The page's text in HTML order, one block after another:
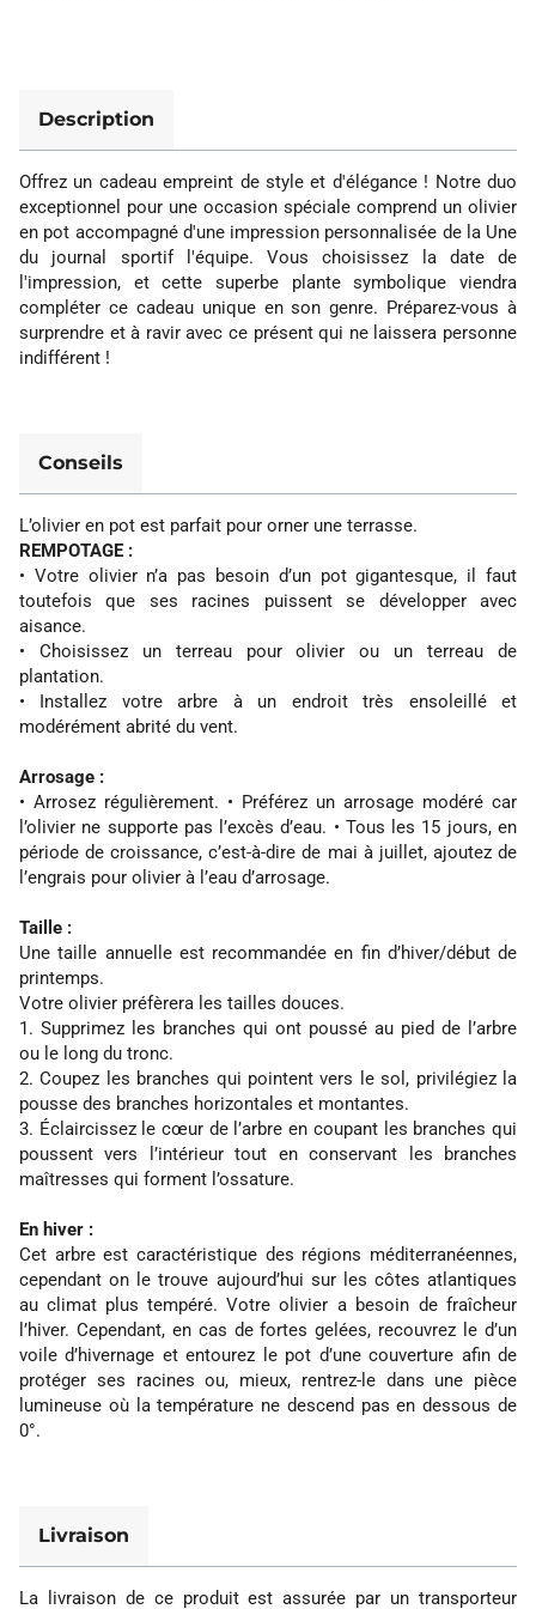
Description
Offrez un cadeau empreint de style et d'élégance ! Notre duo
exceptionnel pour une occasion spéciale comprend un olivier
en pot accompagné d'une impression personnalisée de la Une
du journal sportif l'équipe. Vous choisissez la date de
l'impression, et cette superbe plante symbolique viendra
compléter ce cadeau unique en son genre. Préparez-vous à
surprendre et à ravir avec ce présent qui ne laissera personne
indifférent !
Conseils
L’olivier en pot est parfait pour orner une terrasse.
REMPOTAGE :
• Votre olivier n’a pas besoin d’un pot gigantesque, il faut
toutefois que ses racines puissent se développer avec
aisance.
• Choisissez un terreau pour olivier ou un terreau de
plantation.
• Installez votre arbre à un endroit très ensoleillé et
modérément abrité du vent.
Arrosage :
• Arrosez régulièrement. • Préférez un arrosage modéré car
l’olivier ne supporte pas l’excès d’eau. • Tous les 15 jours, en
période de croissance, c’est-à-dire de mai à juillet, ajoutez de
l’engrais pour olivier à l’eau d’arrosage.
Taille :
Une taille annuelle est recommandée en fin d’hiver/début de
printemps.
Votre olivier préfèrera les tailles douces.
1. Supprimez les branches qui ont poussé au pied de l’arbre
ou le long du tronc.
2. Coupez les branches qui pointent vers le sol, privilégiez la
pousse des branches horizontales et montantes.
3. Éclaircissez le cœur de l’arbre en coupant les branches qui
poussent vers l’intérieur tout en conservant les branches
maîtresses qui forment l’ossature.
En hiver :
Cet arbre est caractéristique des régions méditerranéennes,
cependant on le trouve aujourd’hui sur les côtes atlantiques
au climat plus tempéré. Votre olivier a besoin de fraîcheur
l’hiver. Cependant, en cas de fortes gelées, recouvrez le d’un
voile d’hivernage et entourez le pot d’une couverture afin de
protéger ses racines ou, mieux, rentrez-le dans une pièce
lumineuse où la température ne descend pas en dessous de
0°.
Livraison
La livraison de ce produit est assurée par un transporteur